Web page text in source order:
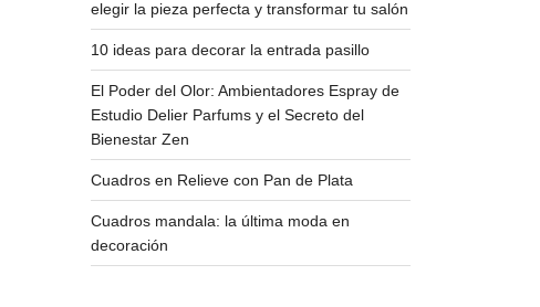
elegir la pieza perfecta y transformar tu salón
10 ideas para decorar la entrada pasillo
El Poder del Olor: Ambientadores Espray de
Estudio Delier Parfums y el Secreto del
Bienestar Zen
Cuadros en Relieve con Pan de Plata
Cuadros mandala: la última moda en
decoración